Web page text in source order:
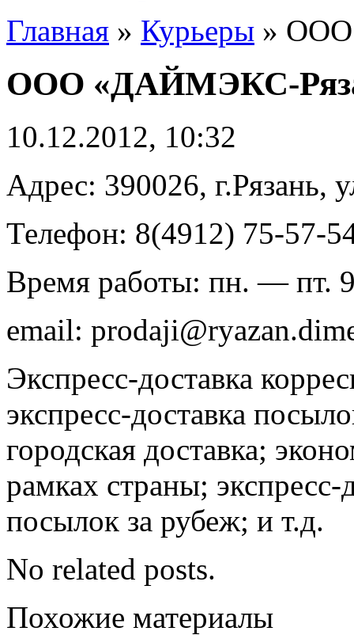
Главная » Курьеры » ООО
ООО «ДАЙМЭКС-
10.12.2012, 10:32
Адрес: 390026, г.Рязань,
Телефон: 8(4912) 75-57-
Время работы: пн. — пт.
email:
Экспресс-доставка
экспресс-доставка
городская доставка;
рамках страны;
посылок за рубеж; и т.д.
No related posts.
Похожие материалы